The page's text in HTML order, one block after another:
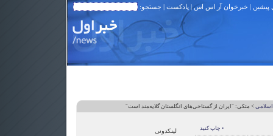
پیشین | خبرخوان آر اس اس| پادکست | جستجو:
> متکی: "ایران از گستاخی‌های انگلستان گلایه‌مند است"
• چاپ کنید
لینکدونی